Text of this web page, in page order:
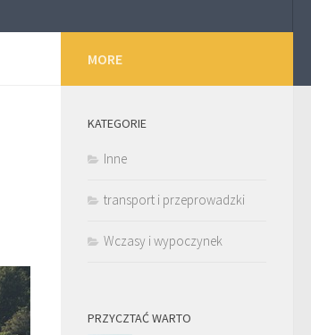
MORE
KATEGORIE
Inne
transport i przeprowadzki
Wczasy i wypoczynek
PRZYCZTAĆ WARTO